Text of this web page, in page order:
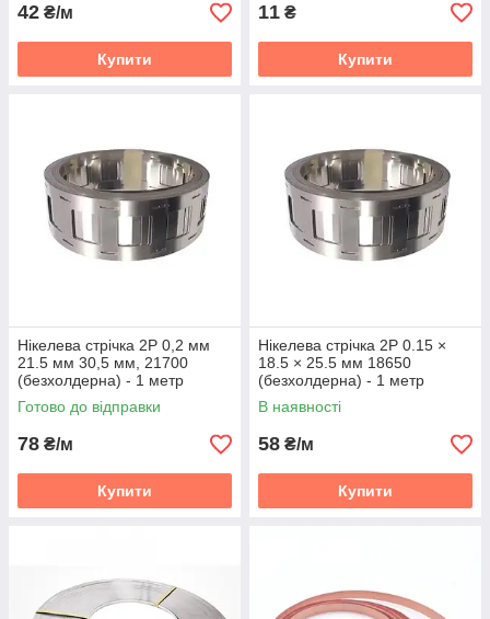
42 ₴/м
Купити
11 ₴
Купити
Нікелева стрічка 2P 0,2 мм
21.5 мм 30,5 мм, 21700
(безхолдерна) - 1 метр
Готово до відправки
78 ₴/м
Купити
Нікелева стрічка 2P 0.15 ×
18.5 × 25.5 мм 18650
(безхолдерна) - 1 метр
В наявності
58 ₴/м
Купити